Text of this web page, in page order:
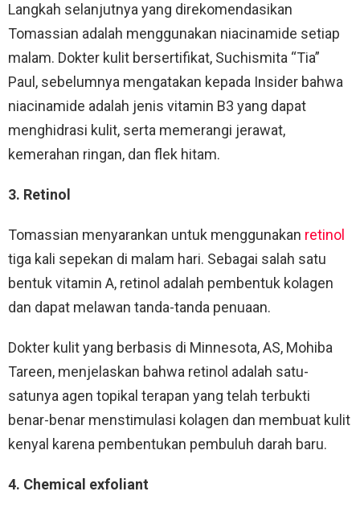
Langkah selanjutnya yang direkomendasikan
Tomassian adalah menggunakan niacinamide setiap
malam. Dokter kulit bersertifikat, Suchismita “Tia”
Paul, sebelumnya mengatakan kepada Insider bahwa
niacinamide adalah jenis vitamin B3 yang dapat
menghidrasi kulit, serta memerangi jerawat,
kemerahan ringan, dan flek hitam.
3. Retinol
Tomassian menyarankan untuk menggunakan retinol
tiga kali sepekan di malam hari. Sebagai salah satu
bentuk vitamin A, retinol adalah pembentuk kolagen
dan dapat melawan tanda-tanda penuaan.
Dokter kulit yang berbasis di Minnesota, AS, Mohiba
Tareen, menjelaskan bahwa retinol adalah satu-
satunya agen topikal terapan yang telah terbukti
benar-benar menstimulasi kolagen dan membuat kulit
kenyal karena pembentukan pembuluh darah baru.
4. Chemical exfoliant